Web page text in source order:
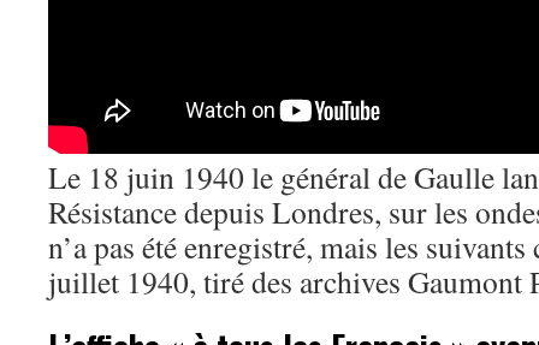
Le 18 juin 1940 le général de Gaulle
Résistance depuis Londres, sur les
n’a pas été enregistré, mais les
juillet 1940, tiré des archives Gaumont